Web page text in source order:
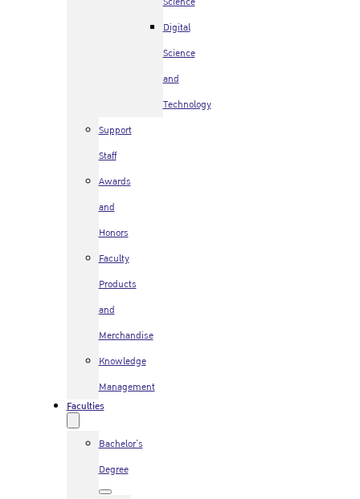
Digital
Science
and
Technology
Support
Staff
Awards
and
Honors
Faculty
Products
and
Merchandise
Knowledge
Management
Faculties
Bachelor’s
Degree